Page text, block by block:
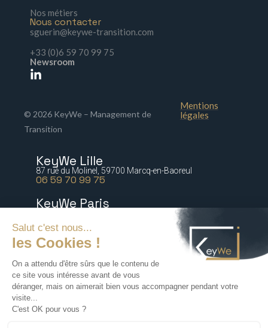
Nos métiers
Nous contacter
sguerin@keywe-transition.com
+33 (0)6 59 70 99 75
Newsroom
© 2026 KeyWe – Management de
Transition
Mentions
légales
KeyWe Lille
87 rue du Molinel, 59700 Marcq-en-Baoreul
06 59 70 99 75
KeyWe Paris
5 bis rue Marguerite de Rochechouart 75009 Paris
06 77 64 21 54
KeyWe Nantes
06 16 47 67 88
KeyWe Lyon
72 rue Tronchet, 69006 Lyon
06 18 71 76 60